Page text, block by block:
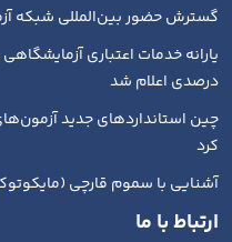
گسترش حضور بین‌المللی شبکه
درصدی اعلام شد
چین استانداردهای جدید
کرد
آشنایی با سموم قارچی
ارتباط با ما